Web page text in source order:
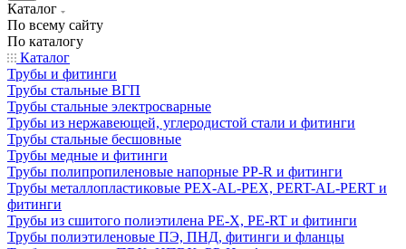
Каталог
По всему сайту
По каталогу
Каталог
Трубы и фитинги
Трубы стальные ВГП
Трубы стальные электросварные
Трубы из нержавеющей, углеродистой стали и фитинги
Трубы стальные бесшовные
Трубы медные и фитинги
Трубы полипропиленовые напорные PP-R и фитинги
Трубы металлопластиковые PEX-AL-PEX, PERT-AL-PERT и
фитинги
Трубы из сшитого полиэтилена PE-X, PE-RT и фитинги
Трубы полиэтиленовые ПЭ, ПНД, фитинги и фланцы